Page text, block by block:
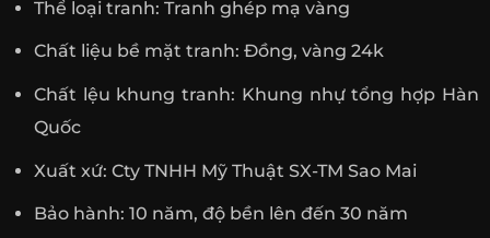
Thể loại tranh: Tranh ghép mạ vàng
Chất liệu bề mặt tranh: Đồng, vàng 24k
Chất lệu khung tranh: Khung nhự tổng hợp Hàn
Quốc
Xuất xứ: Cty TNHH Mỹ Thuật SX-TM Sao Mai
Bảo hành: 10 năm, độ bền lên đến 30 năm